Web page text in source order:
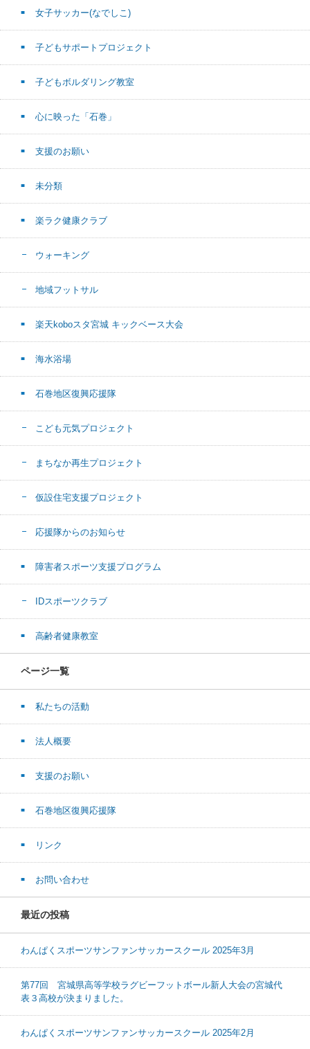
女子サッカー(なでしこ)
子どもサポートプロジェクト
子どもボルダリング教室
心に映った「石巻」
支援のお願い
未分類
楽ラク健康クラブ
ウォーキング
地域フットサル
楽天koboスタ宮城 キックベース大会
海水浴場
石巻地区復興応援隊
こども元気プロジェクト
まちなか再生プロジェクト
仮設住宅支援プロジェクト
応援隊からのお知らせ
障害者スポーツ支援プログラム
IDスポーツクラブ
高齢者健康教室
ページ一覧
私たちの活動
法人概要
支援のお願い
石巻地区復興応援隊
リンク
お問い合わせ
最近の投稿
わんぱくスポーツサンファンサッカースクール 2025年3月
第77回 宮城県高等学校ラグビーフットボール新人大会の宮城代
表３高校が決まりました。
わんぱくスポーツサンファンサッカースクール 2025年2月